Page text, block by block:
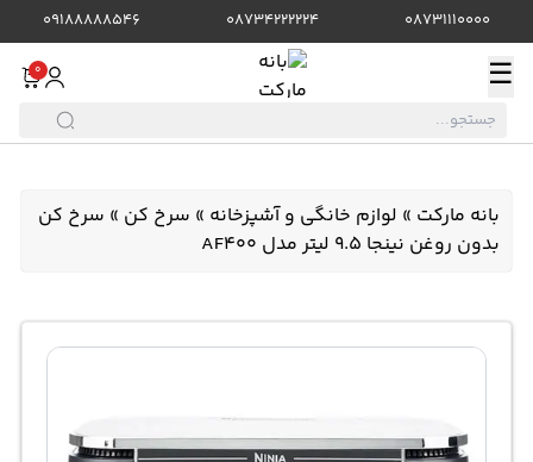
08731110000
08734222224
09188888546
☰
0
بانه مارکت » لوازم خانگی و آشپزخانه » سرخ کن » سرخ کن
بدون روغن نینجا 9.5 لیتر مدل AF400